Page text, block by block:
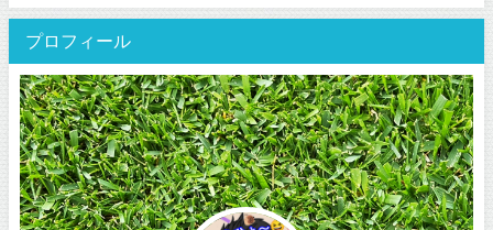
プロフィール